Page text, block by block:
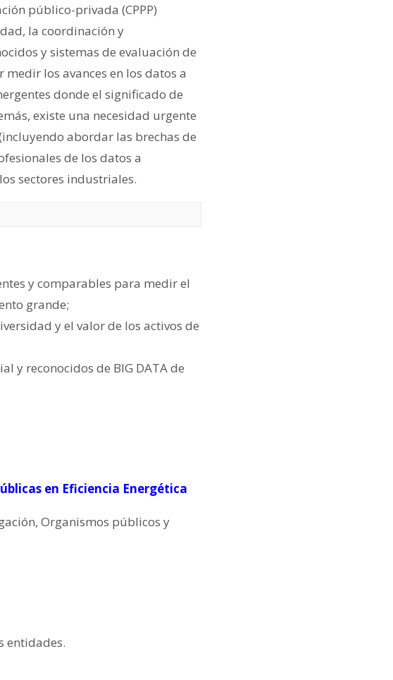
público-privada (CPPP)
la coordinación y
y sistemas de evaluación de
los avances en los datos a
donde el significado de
existe una necesidad urgente
abordar las brechas de
de los datos a
sectores industriales.
y comparables para medir el
grande;
y el valor de los activos de
y reconocidos de BIG DATA de
en Eficiencia Energética
Organismos públicos y
entidades.